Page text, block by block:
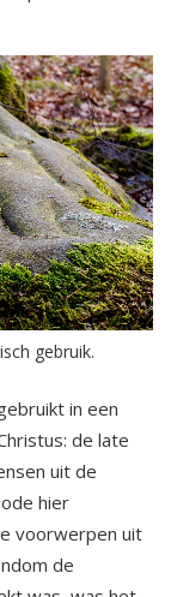
gebruik.
in een
de late
uit de
hier
voorwerpen uit
de